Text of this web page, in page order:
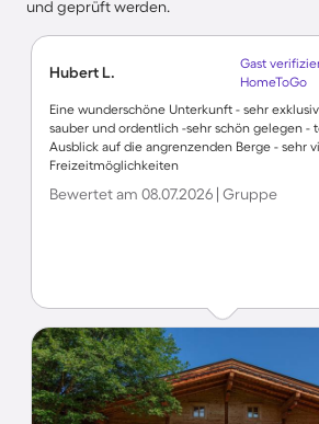
und geprüft werden.
Hubert L.
Gast
HomeToGo
Eine wunderschöne Unterkunft - sehr
sauber und ordentlich -sehr schön gelegen -
Ausblick auf die angrenzenden Berge - sehr
Freizeitmöglichkeiten
Bewertet am 08.07.2026 | Gruppe